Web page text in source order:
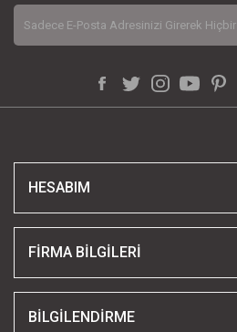
HESABIM
FİRMA BİLGİLERİ
BİLGİLENDİRME